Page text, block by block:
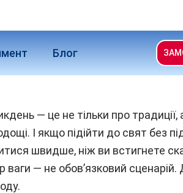
Блог
— це не тільки про
І якщо підійти до свят без
швидше, ніж ви встигнете
ваги — не обов’язковий